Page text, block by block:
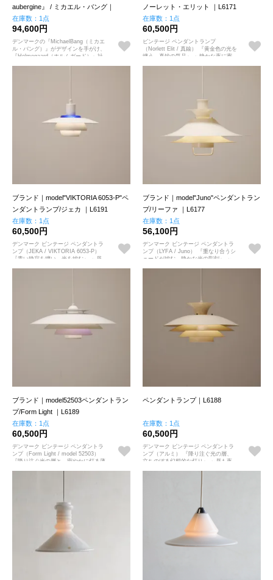
aubergine』 / ミカエル・バング｜
LG791
在庫数：1点
94,600円
デンマークの『MichaelBang（ミカエ
ル・バング）』がデザインを手がけ、
『Holmegaard（ホルムガード）』社
ノーレット・エリット ｜L6171
在庫数：1点
60,500円
ビンテージ ペンダントランプ
（Norlett Elit / 真鍮） 『黄金色の光を
纏う、真鍮の気品』 ～静かな夜に寄
ブランド｜model"VIKTORIA 6053-P"ペ
ンダントランプ/ジェカ ｜L6191
在庫数：1点
60,500円
デンマーク ビンテージ ペンダントラ
ンプ（JEKA / VIKTORIA 6053-P）
『青い静寂を纏い、光を編む』 ～昼
ブランド｜model"Juno"ペンダントラン
プ/リーファ ｜L6177
在庫数：1点
56,100円
デンマーク ビンテージ ペンダントラ
ンプ（LYFA / Juno） 『重なり合うシ
ェードが編む、静かな光の彫刻』 ～
ブランド｜model52503ペンダントラン
プ/Form Light ｜L6189
在庫数：1点
60,500円
デンマーク ビンテージ ペンダントラ
ンプ（Form Light / model 52503）
『降り注ぐ光の層と、密やかに灯る薄
ペンダントランプ｜L6188
在庫数：1点
60,500円
デンマーク ビンテージ ペンダントラ
ンプ（アルミ） 『降り注ぐ光の層、
立ちのぼる幻想的な灯り』 ～昼も夜